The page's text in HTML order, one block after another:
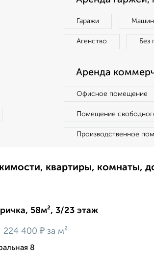
Гаражи
Агенство Без
Аренда
Офисное помещение
Помещение
Производственное
квартиры, комнаты,
58м², 3/23 этаж
224 400 ₽ за м²
8